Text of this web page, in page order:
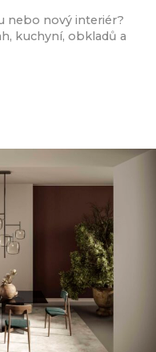
nebo nový interiér?
kuchyní, obkladů a